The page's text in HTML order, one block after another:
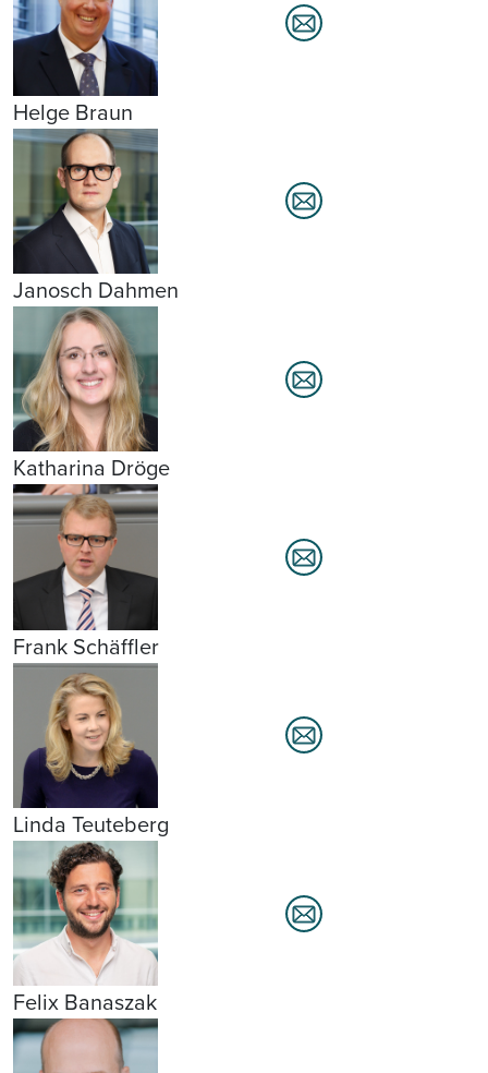
Helge Braun
Janosch Dahmen
Katharina Dröge
Frank Schäffler
Linda Teuteberg
Felix Banaszak